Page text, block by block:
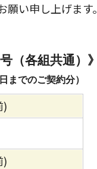
い申し上げます。
（各組共通）》
までのご契約分）
)
)